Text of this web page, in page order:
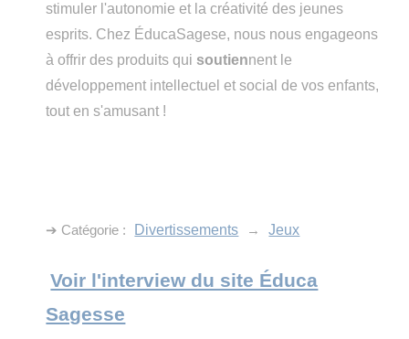
stimuler l'autonomie et la créativité des jeunes
esprits. Chez ÉducaSagese, nous nous engageons
à offrir des produits qui soutiennent le
développement intellectuel et social de vos enfants,
tout en s'amusant !
➔ Catégorie : Divertissements → Jeux
Voir l'interview du site Éduca
Sagesse